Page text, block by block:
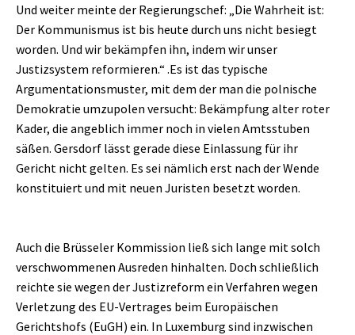
Und weiter meinte der Regierungschef: „Die Wahrheit ist:
Der Kommunismus ist bis heute durch uns nicht besiegt
worden. Und wir bekämpfen ihn, indem wir unser
Justizsystem reformieren.“ .Es ist das typische
Argumentationsmuster, mit dem der man die polnische
Demokratie umzupolen versucht: Bekämpfung alter roter
Kader, die angeblich immer noch in vielen Amtsstuben
säßen. Gersdorf lässt gerade diese Einlassung für ihr
Gericht nicht gelten. Es sei nämlich erst nach der Wende
konstituiert und mit neuen Juristen besetzt worden.
Auch die Brüsseler Kommission ließ sich lange mit solch
verschwommenen Ausreden hinhalten. Doch schließlich
reichte sie wegen der Justizreform ein Verfahren wegen
Verletzung des EU-Vertrages beim Europäischen
Gerichtshofs (EuGH) ein. In Luxemburg sind inzwischen